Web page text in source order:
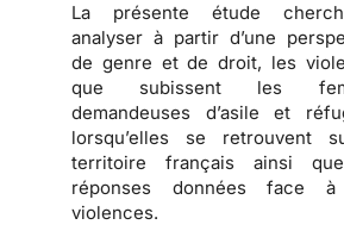
La présente étude
analyser à partir d’une
de genre et de droit, les
que subissent les
demandeuses d’asile et
lorsqu’elles se retrouvent
territoire français ainsi
réponses données face
violences.